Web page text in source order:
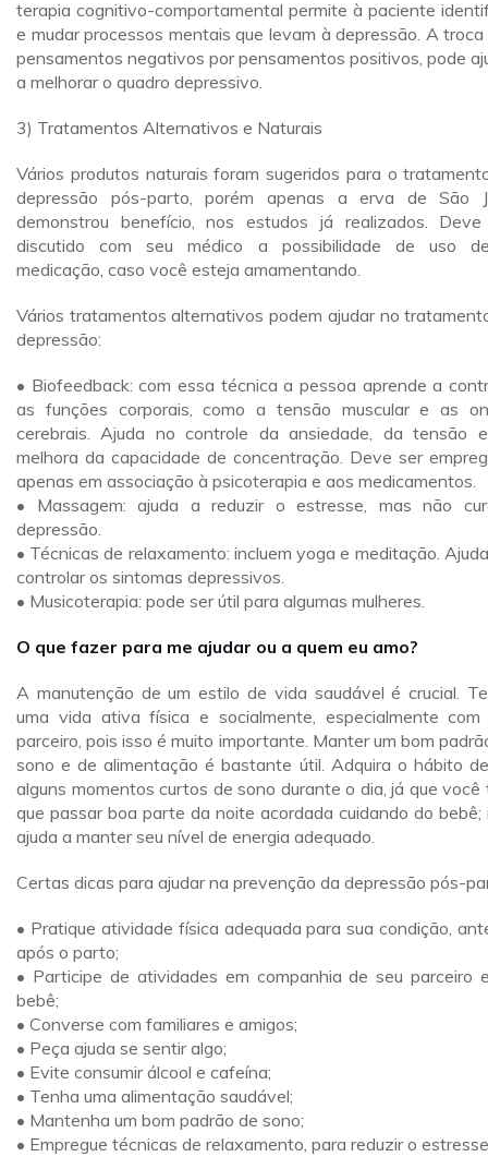
terapia cognitivo-comportamental permite à paciente
e mudar processos mentais que levam à depressão. A
pensamentos negativos por pensamentos positivos, pode
a melhorar o quadro depressivo.
3) Tratamentos Alternativos e Naturais
Vários produtos naturais foram sugeridos para o
depressão pós-parto, porém apenas a erva de São
demonstrou benefício, nos estudos já realizados.
discutido com seu médico a possibilidade de uso
medicação, caso você esteja amamentando.
Vários tratamentos alternativos podem ajudar no
depressão:
• Biofeedback: com essa técnica a pessoa aprende a
as funções corporais, como a tensão muscular e as
cerebrais. Ajuda no controle da ansiedade, da tensão
melhora da capacidade de concentração. Deve ser
apenas em associação à psicoterapia e aos medicamentos.
• Massagem: ajuda a reduzir o estresse, mas não
depressão.
• Técnicas de relaxamento: incluem yoga e meditação.
controlar os sintomas depressivos.
• Musicoterapia: pode ser útil para algumas mulheres.
O que fazer para me ajudar ou a quem eu amo?
A manutenção de um estilo de vida saudável é crucial.
uma vida ativa física e socialmente, especialmente com
parceiro, pois isso é muito importante. Manter um bom
sono e de alimentação é bastante útil. Adquira o hábito
alguns momentos curtos de sono durante o dia, já que você
que passar boa parte da noite acordada cuidando do bebê;
ajuda a manter seu nível de energia adequado.
Certas dicas para ajudar na prevenção da depressão pós-
• Pratique atividade física adequada para sua condição,
após o parto;
• Participe de atividades em companhia de seu parceiro
bebê;
• Converse com familiares e amigos;
• Peça ajuda se sentir algo;
• Evite consumir álcool e cafeína;
• Tenha uma alimentação saudável;
• Mantenha um bom padrão de sono;
• Empregue técnicas de relaxamento, para reduzir o